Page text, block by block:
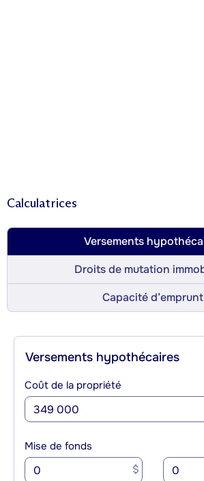
Calculatrices
Versements
Droits de mutation
Capacité d’emprunt
Versements hypothécaires
Coût de la propriété
Mise de fonds
$